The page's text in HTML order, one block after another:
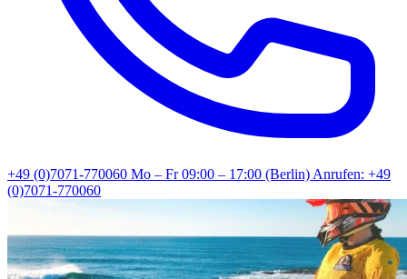
+49 (0)7071-770060 Mo – Fr 09:00 – 17:00 (Berlin)Anrufen: +49
(0)7071-770060